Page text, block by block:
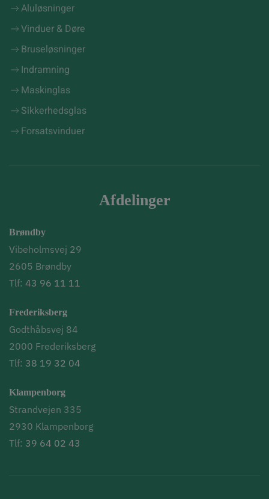
Aluløsninger
Vinduer & Døre
Bruseløsninger
Indramning
Maskinglas
Sikkerhedsglas
Forsatsvinduer
Afdelinger
Brøndby
Vibeholmsvej 29
2605 Brøndby
Tlf: 43 96 11 11
Frederiksberg
Godthåbsvej 84
2000 Frederiksberg
Tlf: 38 19 32 04
Klampenborg
Strandvejen 335
2930 Klampenborg
Tlf: 39 64 02 43